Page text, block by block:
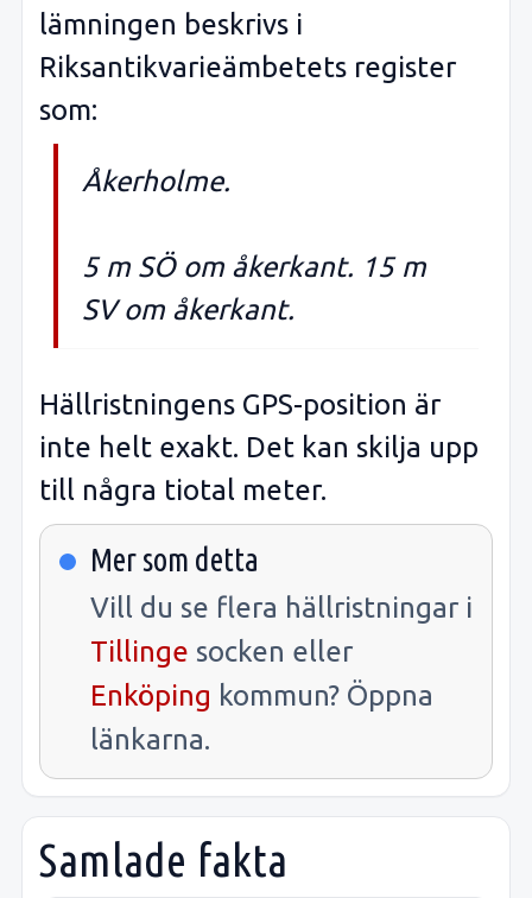
lämningen beskrivs i
Riksantikvarieämbetets register
som:
Åkerholme.
5 m SÖ om åkerkant. 15 m
SV om åkerkant.
Hällristningens GPS-position är
inte helt exakt. Det kan skilja upp
till några tiotal meter.
Mer som detta
Vill du se flera hällristningar i
Tillinge socken eller
Enköping kommun? Öppna
länkarna.
Samlade fakta